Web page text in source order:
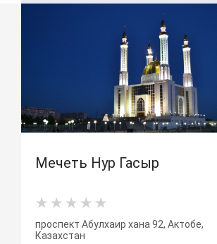
Мечеть Нур Гасыр
проспект Абулхаир хана 92, Актобе,
Казахстан